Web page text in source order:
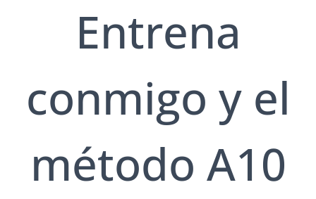
Entrena
conmigo y el
método A10